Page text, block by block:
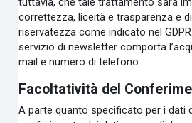
correttezza, liceità e trasparenza e
riservatezza come indicato nel
servizio di newsletter comporta
mail e numero di telefono.
Facoltatività del
A parte quanto specificato per i dati